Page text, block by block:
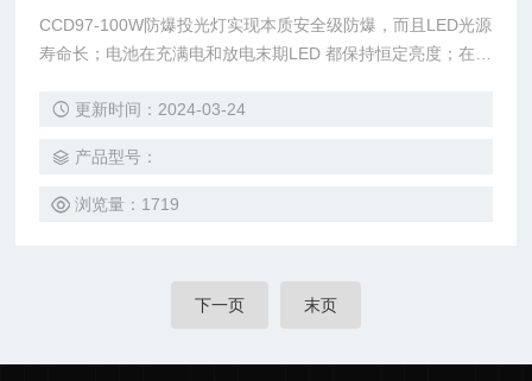
CCD97-100W防爆投光灯实现本质安全级防爆，而且LED光源
寿命长；电池在充满电和放电末期LED 都保持恒定亮度；在灯
用稳定性，适用于煤矿、石油、铁路、防汛等多种行业照明。
更新时间：2024-03-24
产品型号：
浏览量：1719
下一页 末页